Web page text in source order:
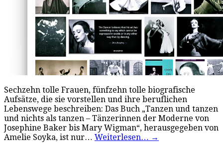
Sechzehn tolle Frauen, fünfzehn tolle biografische
Aufsätze, die sie vorstellen und ihre beruflichen
Lebenswege beschreiben: Das Buch „Tanzen und tanzen
und nichts als tanzen – Tänzerinnen der Moderne von
Josephine Baker bis Mary Wigman“, herausgegeben von
Amelie Soyka, ist nur… Weiterlesen… →